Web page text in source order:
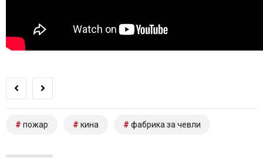
пожар кина фабрика за чевли